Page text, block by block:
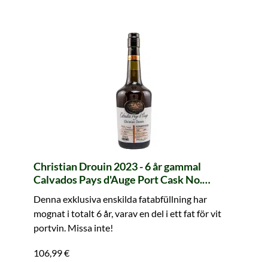
Christian Drouin 2023 - 6 år gammal
Calvados Pays d'Auge Port Cask No.
Denna exklusiva enskilda fatabfüllning har
mognat i totalt 6 år, varav en del i ett fat för vit
portvin. Missa inte!
106,99 €